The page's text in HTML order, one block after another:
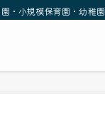
・小規模保育園・幼稚